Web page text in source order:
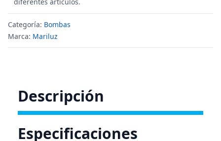
Categoría: Bombas
Marca: Mariluz
Descripción
Especificaciones